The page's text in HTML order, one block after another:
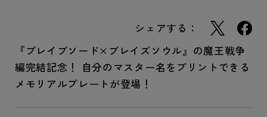
シェアする：
『ブレイブソード×ブレイズソウル』の魔王戦争
編完結記念！ 自分のマスター名をプリントできる
メモリアルプレートが登場！